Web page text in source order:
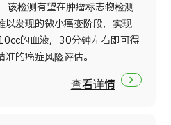
该检测有望在肿瘤标志物检测
以发现的微小癌变阶段，实现
的血液，30分钟左右即可得
的癌症风险评估。
查看详情